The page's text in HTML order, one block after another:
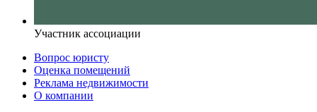
Участник ассоциации
Вопрос юристу
Оценка помещений
Реклама недвижимости
О компании